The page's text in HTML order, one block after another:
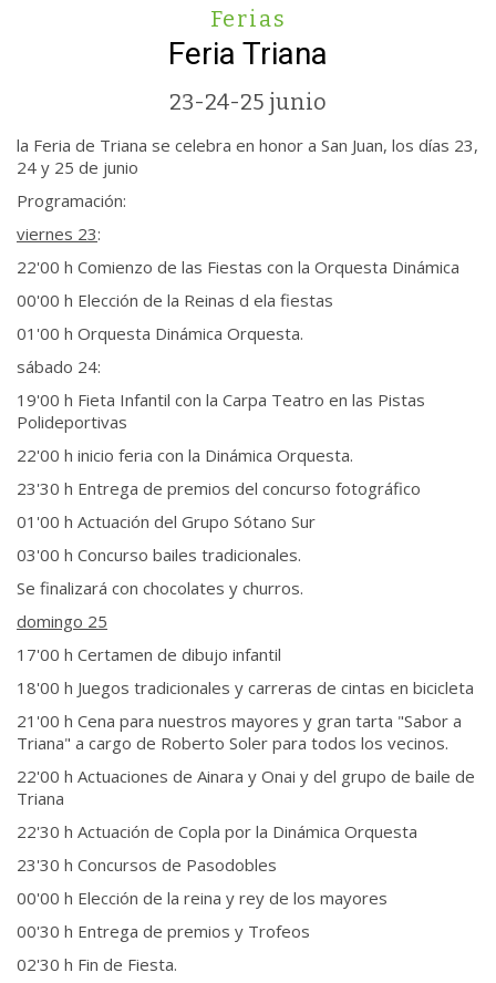
Ferias
Feria Triana
23-24-25 junio
la Feria de Triana se celebra en honor a San Juan, los días 23,
24 y 25 de junio
Programación:
viernes 23:
22'00 h Comienzo de las Fiestas con la Orquesta Dinámica
00'00 h Elección de la Reinas d ela fiestas
01'00 h Orquesta Dinámica Orquesta.
sábado 24:
19'00 h Fieta Infantil con la Carpa Teatro en las Pistas
Polideportivas
22'00 h inicio feria con la Dinámica Orquesta.
23'30 h Entrega de premios del concurso fotográfico
01'00 h Actuación del Grupo Sótano Sur
03'00 h Concurso bailes tradicionales.
Se finalizará con chocolates y churros.
domingo 25
17'00 h Certamen de dibujo infantil
18'00 h Juegos tradicionales y carreras de cintas en bicicleta
21'00 h Cena para nuestros mayores y gran tarta "Sabor a
Triana" a cargo de Roberto Soler para todos los vecinos.
22'00 h Actuaciones de Ainara y Onai y del grupo de baile de
Triana
22'30 h Actuación de Copla por la Dinámica Orquesta
23'30 h Concursos de Pasodobles
00'00 h Elección de la reina y rey de los mayores
00'30 h Entrega de premios y Trofeos
02'30 h Fin de Fiesta.